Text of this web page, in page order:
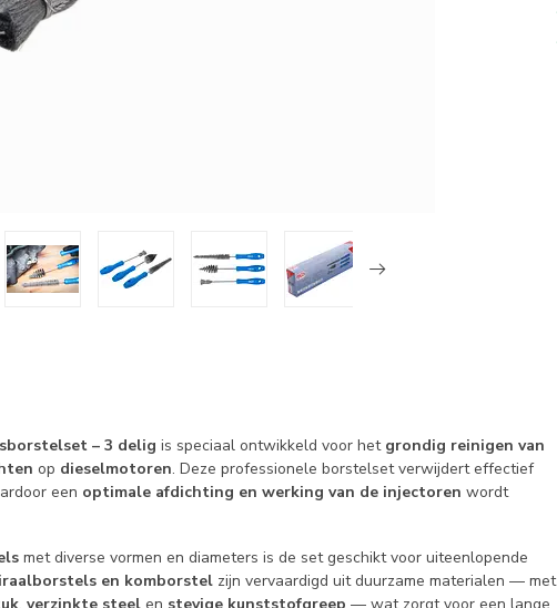
– 3 delig is speciaal ontwikkeld voor het grondig reinigen van
op dieselmotoren. Deze professionele borstelset verwijdert effectief
een optimale afdichting en werking van de injectoren wordt
met diverse vormen en diameters is de set geschikt voor uiteenlopende
en komborstel zijn vervaardigd uit duurzame materialen — met